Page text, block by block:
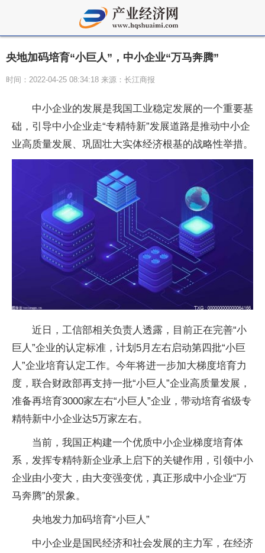
央地加码培育“小巨人”，中小企业“万马奔腾”
时间：2022-04-25 08:34:18 来源：长江商报
中小企业的发展是我国工业稳定发展的一个重要基
础，引导中小企业走“专精特新”发展道路是推动中小企
业高质量发展、巩固壮大实体经济根基的战略性举措。
近日，工信部相关负责人透露，目前正在完善“小
巨人”企业的认定标准，计划5月左右启动第四批“小巨
人”企业培育认定工作。今年将进一步加大梯度培育力
度，联合财政部再支持一批“小巨人”企业高质量发展，
准备再培育3000家左右“小巨人”企业，带动培育省级专
精特新中小企业达5万家左右。
当前，我国正构建一个优质中小企业梯度培育体
系，发挥专精特新企业承上启下的关键作用，引领中小
企业由小变大，由大变强变优，真正形成中小企业“万
马奔腾”的景象。
央地发力加码培育“小巨人”
中小企业是国民经济和社会发展的主力军，在经济